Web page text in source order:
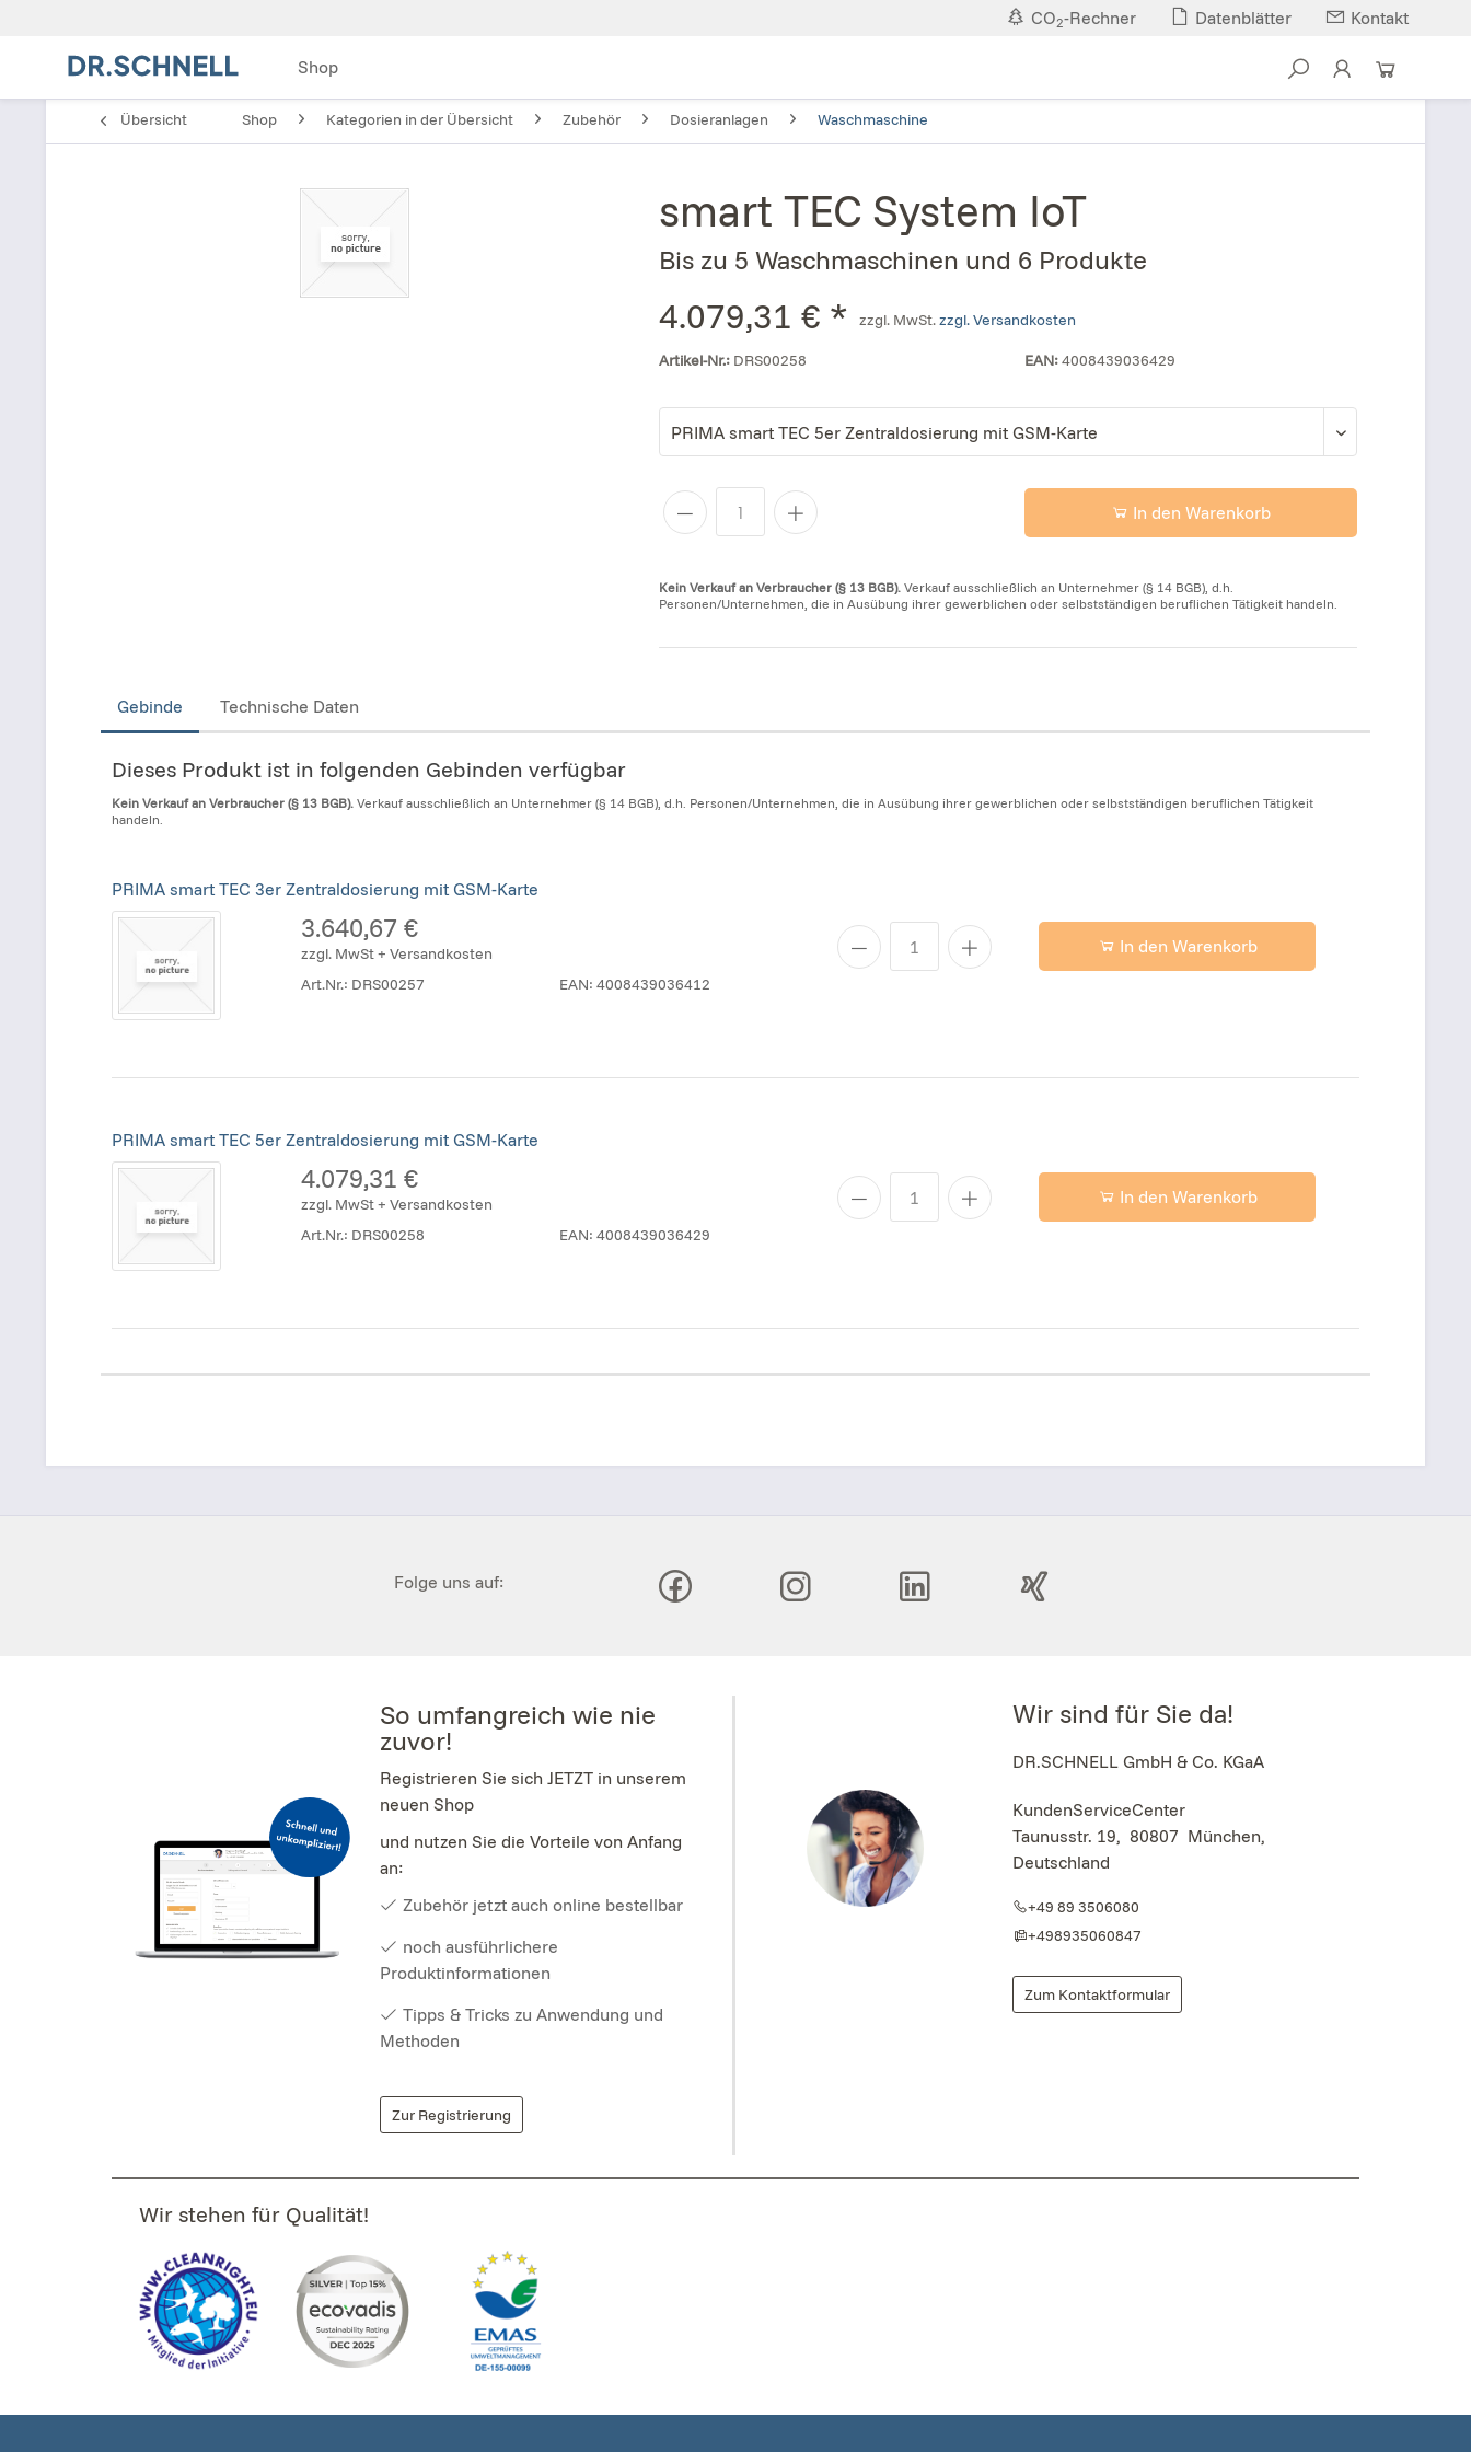
CO2-Rechner Datenblätter Kontakt
Shop
Übersicht Shop Kategorien in der Übersicht Zubehör Dosieranlagen Waschmaschine
smart TEC System IoT
Bis zu 5 Waschmaschinen und 6 Produkte
4.079,31 € * zzgl. MwSt.zzgl. Versandkosten
Artikel-Nr.: DRS00258 EAN:4008439036429
In den Warenkorb
Kein Verkauf an Verbraucher (§ 13 BGB). Verkauf ausschließlich an Unternehmer (§ 14 BGB), d.h.
Personen/Unternehmen, die in Ausübung ihrer gewerblichen oder selbstständigen beruflichen Tätigkeit handeln.
Gebinde Technische Daten
Dieses Produkt ist in folgenden Gebinden verfügbar
Kein Verkauf an Verbraucher (§ 13 BGB). Verkauf ausschließlich an Unternehmer (§ 14 BGB), d.h. Personen/Unternehmen, die in Ausübung ihrer gewerblichen oder selbstständigen beruflichen Tätigkeit
handeln.
PRIMA smart TEC 3er Zentraldosierung mit GSM-Karte
3.640,67 €
zzgl. MwSt + Versandkosten
Art.Nr.: DRS00257 EAN: 4008439036412
In den Warenkorb
PRIMA smart TEC 5er Zentraldosierung mit GSM-Karte
4.079,31 €
zzgl. MwSt + Versandkosten
Art.Nr.: DRS00258 EAN: 4008439036429
In den Warenkorb
Folge uns auf:
So umfangreich wie nie
zuvor!
Registrieren Sie sich JETZT in unserem
neuen Shop
und nutzen Sie die Vorteile von Anfang
an:
Zubehör jetzt auch online bestellbar
noch ausführlichere
Produktinformationen
Tipps & Tricks zu Anwendung und
Methoden
Zur Registrierung
Wir sind für Sie da!
DR.SCHNELL GmbH & Co. KGaA
KundenServiceCenter
Taunusstr. 19, 80807 München,
Deutschland
+49 89 3506080
+498935060847
Zum Kontaktformular
Wir stehen für Qualität!